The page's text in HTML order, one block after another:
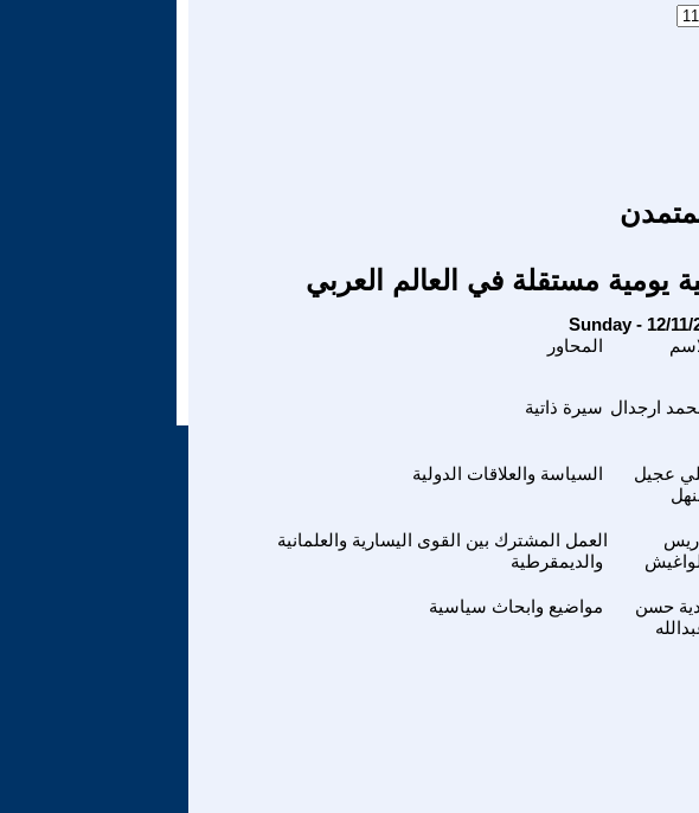
يومية مستقلة في العالم العربي
سيرة ذاتية ارجدال
السياسة والعلاقات الدولية
عجيل
العمل المشترك بين القوى اليسارية والعلمانية
والديمقرطية
مواضيع وابحاث سياسية
حسن